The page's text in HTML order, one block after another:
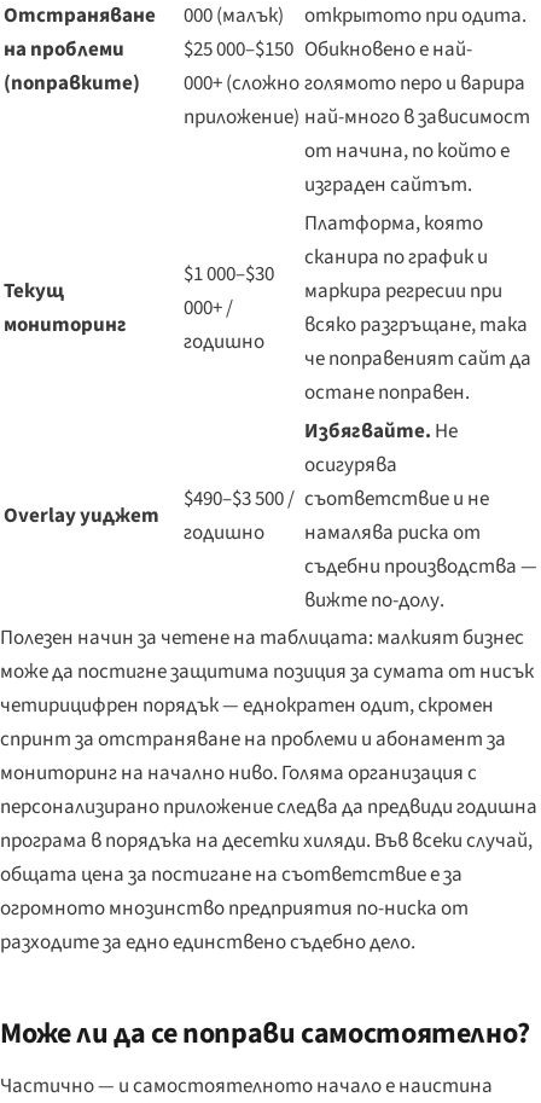
Отстраняване
на проблеми
(поправките)
000 (малък)
$25 000–$150
000+ (сложно
приложение)
открытото при одита.
Обикновено е най-
голямото перо и варира
най-много в зависимост
от начина, по който е
изграден сайтът.
Текущ
мониторинг
$1 000–$30
000+ /
годишно
Платформа, която
сканира по график и
маркира регресии при
всяко разгръщане, така
че поправеният сайт да
остане поправен.
Overlay уиджет
$490–$3 500 /
годишно
Избягвайте. Не
осигурява
съответствие и не
намалява риска от
съдебни производства —
вижте по-долу.
Полезен начин за четене на таблицата: малкият бизнес
може да постигне защитима позиция за сумата от нисък
четирицифрен порядък — еднократен одит, скромен
спринт за отстраняване на проблеми и абонамент за
мониторинг на начално ниво. Голяма организация с
персонализирано приложение следва да предвиди годишна
програма в порядъка на десетки хиляди. Във всеки случай,
общата цена за постигане на съответствие е за
огромното мнозинство предприятия по-ниска от
разходите за едно единствено съдебно дело.
Може ли да се поправи самостоятелно?
Частично — и самостоятелното начало е наистина